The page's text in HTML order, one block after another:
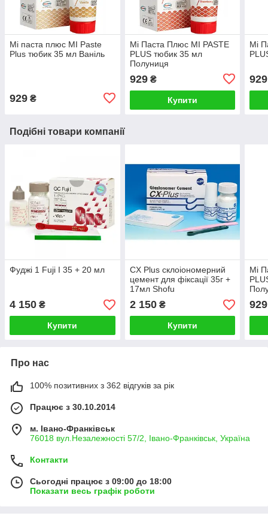
Мі паста плюс MI Paste
Plus тюбик 35 мл Ваніль
929 ₴
Мі Паста Плюс MI PASTE
PLUS тюбик 35 мл
Полуниця
929₴
Купити
Мі
929
Подібні товари компанії
Фуджі 1 Fuji I 35 + 20 мл
4 150 ₴
Купити
CX Plus склоіономерний
цемент для фіксації 35г +
17мл Shofu
2 150₴
Купити
Мі
929
Про нас
100% позитивних з 362 відгуків за рік
Працює з 30.10.2014
м. Івано-Франківськ
76018 вул.Незалежності 57/2, Івано-Франківськ, Україна
Контакти
Сьогодні працює з 09:00 до 18:00
Показати весь графік роботи